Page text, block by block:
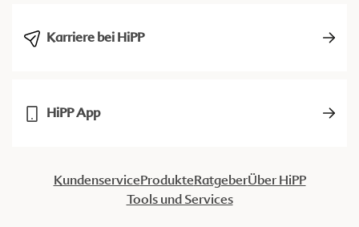
Karriere bei HiPP
HiPP App
KundenserviceProdukteRatgeberÜber HiPP
Tools und Services